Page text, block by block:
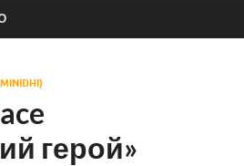
герой»